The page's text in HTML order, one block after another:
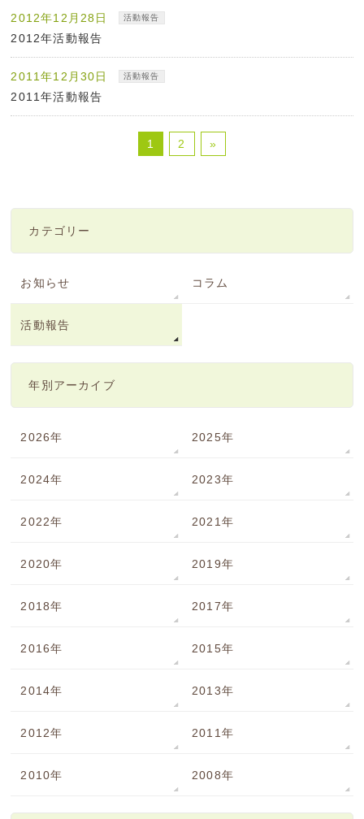
2012年12月28日 活動報告
2012年活動報告
2011年12月30日 活動報告
2011年活動報告
1 2 »
カテゴリー
お知らせ コラム
活動報告
年別アーカイブ
2026年 2025年
2024年 2023年
2022年 2021年
2020年 2019年
2018年 2017年
2016年 2015年
2014年 2013年
2012年 2011年
2010年 2008年